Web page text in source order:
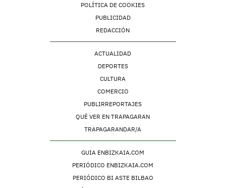
POLÍTICA DE COOKIES
PUBLICIDAD
REDACCIÓN
ACTUALIDAD
DEPORTES
CULTURA
COMERCIO
PUBLIRREPORTAJES
QUÉ VER EN TRAPAGARAN
TRAPAGARANDAR/A
GUIA ENBIZKAIA.COM
PERIÓDICO ENBIZKAIA.COM
PERIÓDICO BI ASTE BILBAO